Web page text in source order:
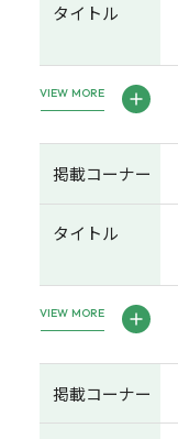
タイトル
VIEW MORE
掲載コーナー
タイトル
VIEW MORE
掲載コーナー